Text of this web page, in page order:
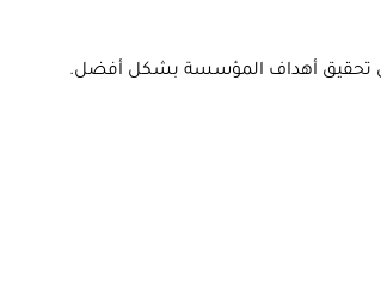
في تحقيق أهداف المؤسسة بشكل أفضل.